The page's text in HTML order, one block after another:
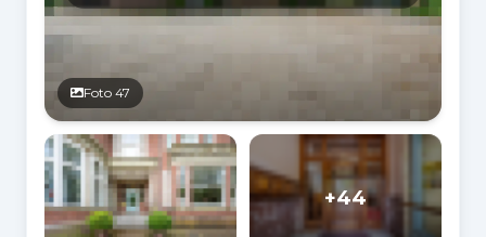
Foto 47
+44